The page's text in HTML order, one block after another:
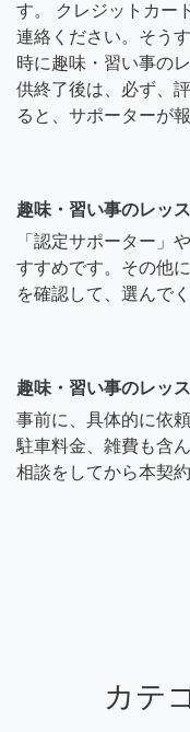
す。 クレジットカー
連絡ください。そう
時に趣味・習い事の
供終了後は、必ず、
ると、サポーターが
趣味・習い事のレッ
「認定サポーター」
すすめです。その他
を確認して、選んでく
趣味・習い事のレッ
事前に、具体的に依
駐車料金、雑費も含
相談をしてから本契
カテ